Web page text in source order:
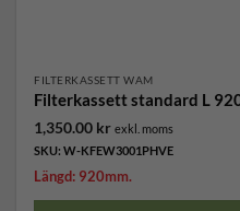
FILTERKASSETT WAM
Filterkassett standard L
1,350.00 kr exkl. moms
SKU: W-KFEW3001PHVE
Längd: 920mm.